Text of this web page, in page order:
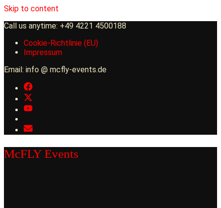
Skip to content
Call us anytime: +49 4221 4500188
Cookie-Richtlinie (EU)
Impressum
Email: info @ mcfly-events.de
McFLY Events